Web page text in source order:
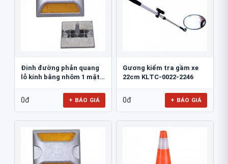
Đinh đường phản quang
lỗ kính bằng nhôm 1 mặt
0đ + BÁO GIÁ
Gương kiểm tra gầm xe
22cm KLTC-0022-2246
0đ + BÁO GIÁ